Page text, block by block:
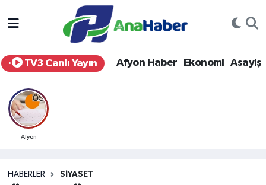
TV3 Canlı Yayın Afyon Haber Ekonomi Asayiş
Afyon
HABERLER SIYASET
Yurt Haber
Afyon Haber
Ekonomi
Siyaset
Afyonkarahisar Nöbetçi Eczaneler
Afyonkarahisar Hava Durumu
Afyonkarahisar Namaz Vakitleri
Afyonkarahisar Trafik Yoğunluk Haritası